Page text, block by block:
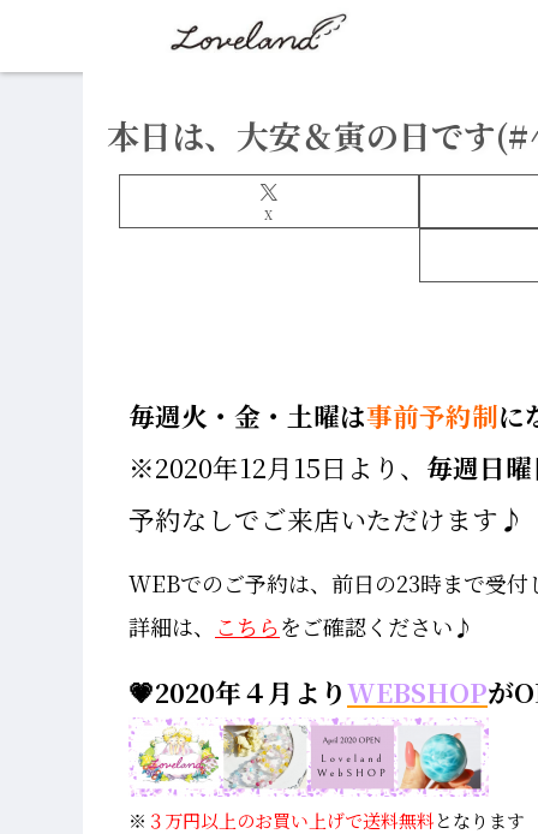
本日は、大安＆寅の日です
X
毎週火・金・土曜は事前予約制に
※2020年12月15日より、 毎週日
予約なしでご来店いただけます♪
WEBでのご予約は、前日の23時まで受
詳細は、
こちらをご確認ください♪
💗2020年４月よりWEBSHOPが
※ ３万円以上のお買い上げで送料無料となります